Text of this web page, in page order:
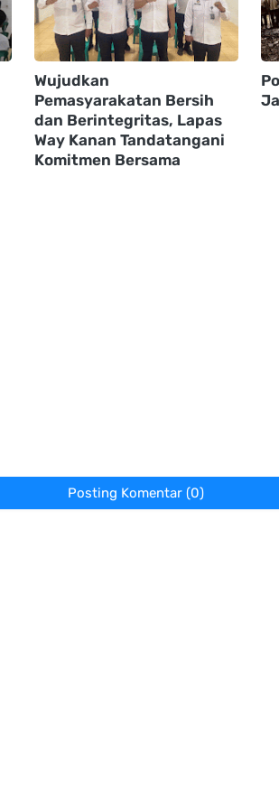
Wujudkan
Pemasyarakatan Bersih
dan Berintegritas, Lapas
Way Kanan Tandatangani
Komitmen Bersama
Posting Komentar (0)